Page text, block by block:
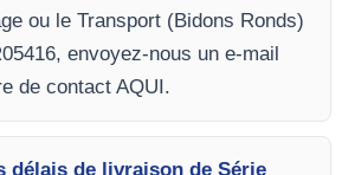
ou le Transport (Bidons Ronds)
envoyez-nous un e-mail
de contact AQUI.
délais de livraison de Série